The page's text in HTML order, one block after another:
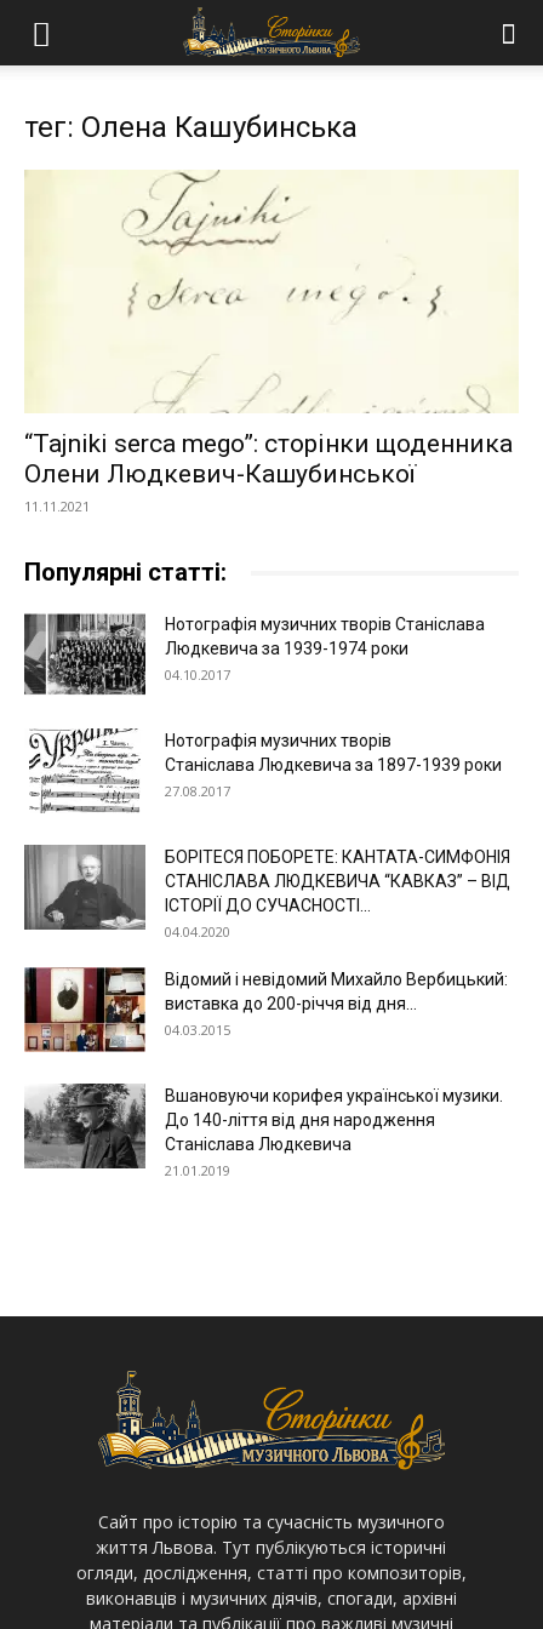
тег: Олена Кашубинська
“Tajniki serca mego”: сторінки щоденника
Олени Людкевич-Кашубинської
11.11.2021
Популярні статті:
Нотографія музичних творів Станіслава
Людкевича за 1939-1974 роки
04.10.2017
Нотографія музичних творів
Станіслава Людкевича за 1897-1939 роки
27.08.2017
БОРІТЕСЯ ПОБОРЕТЕ: КАНТАТА-СИМФОНІЯ
СТАНІСЛАВА ЛЮДКЕВИЧА “КАВКАЗ” – ВІД
ІСТОРІЇ ДО СУЧАСНОСТІ...
04.04.2020
Відомий і невідомий Михайло Вербицький:
виставка до 200-річчя від дня...
04.03.2015
Вшановуючи корифея української музики.
До 140-ліття від дня народження
Станіслава Людкевича
21.01.2019
Cайт про історію та сучасність музичного
життя Львова. Тут публікуються історичні
огляди, дослідження, статті про композиторів,
виконавців і музичних діячів, спогади, архівні
матеріали та публікації про важливі музичні